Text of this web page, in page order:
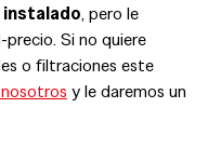
instalado, pero le
Si no quiere
o filtraciones este
y le daremos un